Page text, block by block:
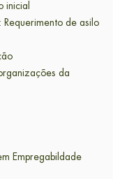
inicial
Requerimento de asilo
da
Empregabildade